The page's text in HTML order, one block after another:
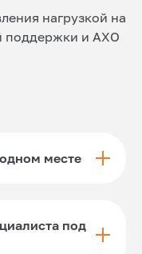
нагрузкой на
поддержки и АХО
месте
под